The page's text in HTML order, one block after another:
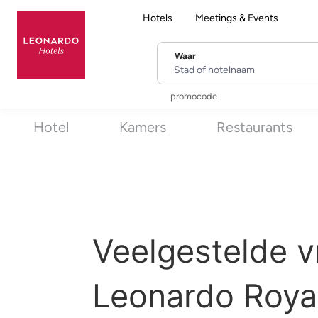
Hotels Meetings & Events
Waar
Stad of hotelnaam
promocode
Hotel Kamers Restaurants
Veelgestelde
Leonardo